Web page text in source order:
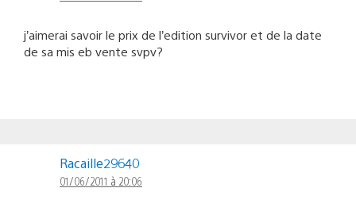
j’aimerai savoir le prix de l’edition survivor et de la date
de sa mis eb vente svpv?
Racaille29640
01/06/2011 à 20:06